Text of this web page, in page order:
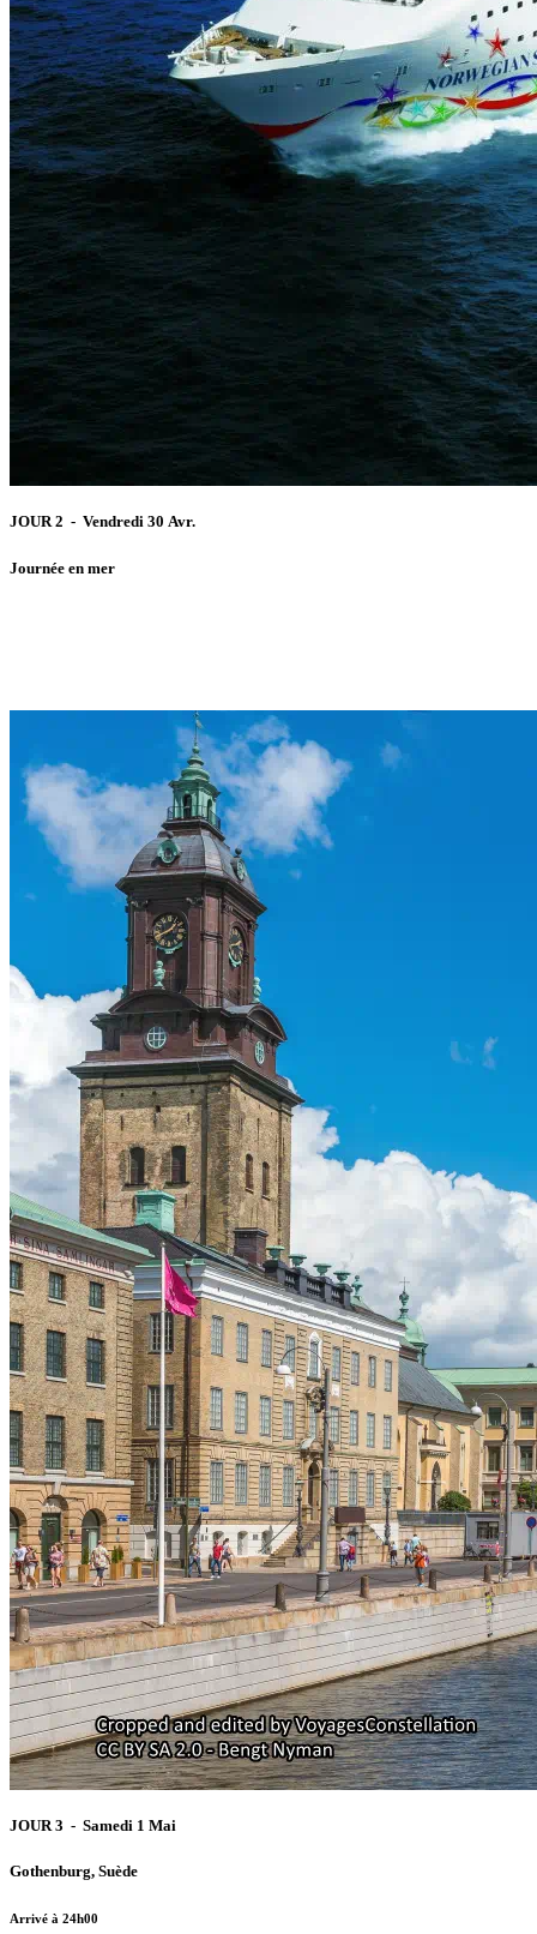
JOUR 2 - Vendredi 30 Avr.
Journée en mer
JOUR 3 - Samedi 1 Mai
Gothenburg, Suède
Arrivé à 24h00